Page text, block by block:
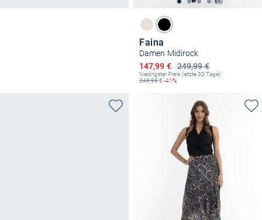
Faina
Damen Midirock
249,99 €
Ermäßigter Preis
147,99 €
Niedrigster Preis (letzte 30 Tage):
249,99€ -41%